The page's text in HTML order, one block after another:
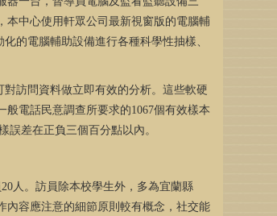
本中心使用軒眾公司最新視窗版的電腦輔
化的電腦輔助設備進行各種科學性抽樣、
對訪問資料做立即有效的分析。這些軟硬
般電話民意調查所要求的1067個有效樣本
誤差在正負三個百分點以內。
20人。訪員除本校學生外，多為宜蘭縣
內容應注意的細節原則較有概念，社交能